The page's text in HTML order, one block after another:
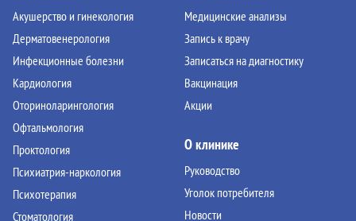
Акушерство и гинекология
Дерматовенерология
Инфекционные болезни
Кардиология
Оториноларингология
Офтальмология
Проктология
Психиатрия-наркология
Психотерапия
Стоматология
Медицинские анализы
Запись к врачу
Записаться на диагностику
Вакцинация
Акции
О клинике
Руководство
Уголок потребителя
Новости